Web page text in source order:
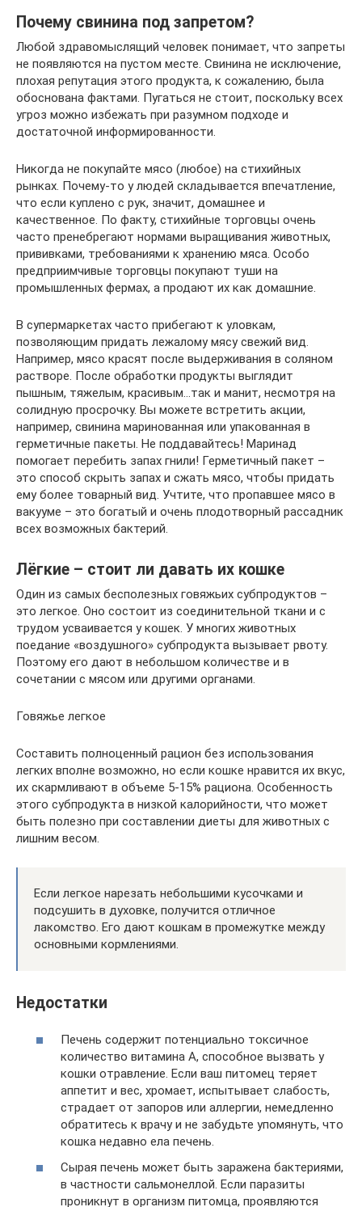
Почему свинина под запретом?
Любой здравомыслящий человек понимает, что запреты
не появляются на пустом месте. Свинина не исключение,
плохая репутация этого продукта, к сожалению, была
обоснована фактами. Пугаться не стоит, поскольку всех
угроз можно избежать при разумном подходе и
достаточной информированности.
Никогда не покупайте мясо (любое) на стихийных
рынках. Почему-то у людей складывается впечатление,
что если куплено с рук, значит, домашнее и
качественное. По факту, стихийные торговцы очень
часто пренебрегают нормами выращивания животных,
прививками, требованиями к хранению мяса. Особо
предприимчивые торговцы покупают туши на
промышленных фермах, а продают их как домашние.
В супермаркетах часто прибегают к уловкам,
позволяющим придать лежалому мясу свежий вид.
Например, мясо красят после выдерживания в соляном
растворе. После обработки продукты выглядит
пышным, тяжелым, красивым…так и манит, несмотря на
солидную просрочку. Вы можете встретить акции,
например, свинина маринованная или упакованная в
герметичные пакеты. Не поддавайтесь! Маринад
помогает перебить запах гнили! Герметичный пакет –
это способ скрыть запах и сжать мясо, чтобы придать
ему более товарный вид. Учтите, что пропавшее мясо в
вакууме – это богатый и очень плодотворный рассадник
всех возможных бактерий.
Лёгкие – стоит ли давать их кошке
Один из самых бесполезных говяжьих субпродуктов –
это легкое. Оно состоит из соединительной ткани и с
трудом усваивается у кошек. У многих животных
поедание «воздушного» субпродукта вызывает рвоту.
Поэтому его дают в небольшом количестве и в
сочетании с мясом или другими органами.
Говяжье легкое
Составить полноценный рацион без использования
легких вполне возможно, но если кошке нравится их вкус,
их скармливают в объеме 5-15% рациона. Особенность
этого субпродукта в низкой калорийности, что может
быть полезно при составлении диеты для животных с
лишним весом.
Если легкое нарезать небольшими кусочками и
подсушить в духовке, получится отличное
лакомство. Его дают кошкам в промежутке между
основными кормлениями.
Недостатки
Печень содержит потенциально токсичное
количество витамина А, способное вызвать у
кошки отравление. Если ваш питомец теряет
аппетит и вес, хромает, испытывает слабость,
страдает от запоров или аллергии, немедленно
обратитесь к врачу и не забудьте упомянуть, что
кошка недавно ела печень.
Сырая печень может быть заражена бактериями,
в частности сальмонеллой. Если паразиты
проникнут в организм питомца, проявляются